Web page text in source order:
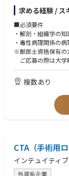
医薬品や医療用具関
術研究用や学会発表
す。
求める経験 / ス
■必須要件
・解剖・組織学の
・毒性病理関係の
※獣医士資格保有の
ご応募の際は大学
■歓迎要件
・鏡検のご経験者
・病理学の総論程
複数あり
CTA（手術用
インテュイティ
外資系企業